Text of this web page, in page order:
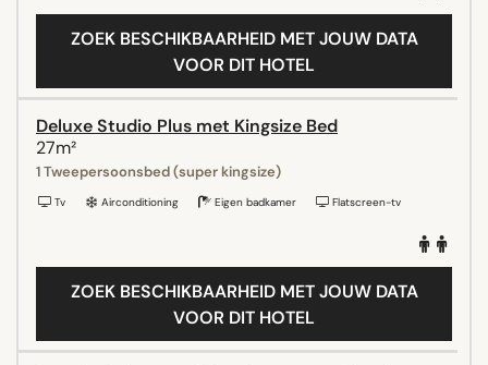
ZOEK BESCHIKBAARHEID MET JOUW DATA
VOOR DIT HOTEL
Deluxe Studio Plus met Kingsize Bed
27m²
1 Tweepersoonsbed (super kingsize)
Tv Airconditioning Eigen badkamer Flatscreen-tv
ZOEK BESCHIKBAARHEID MET JOUW DATA
VOOR DIT HOTEL